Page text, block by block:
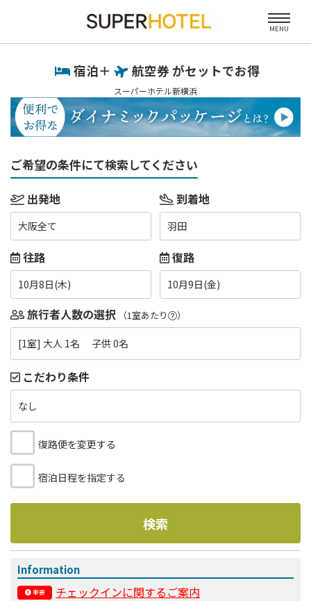
MENU
宿泊＋ 航空券 がセットでお得
スーパーホテル新横浜
ご希望の条件にて検索してください
出発地
大阪全て
到着地
羽田
往路
10月8日(木)
復路
10月9日(金)
旅行者人数の選択 （1室あたり ）
[1室] 大人 1名 子供 0名
こだわり条件
なし
復路便を変更する
宿泊日程を指定する
検索
Information
重要 チェックインに関するご案内